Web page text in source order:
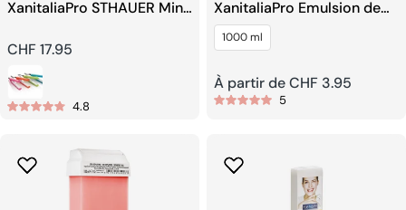
XanitaliaPro STHAUER Mini
Prix
habituel
CHF 17.95
4.8
XanitaliaPro Emulsion de
Crème Oxydante
1000 ml
Prix
À partir de CHF 3.95
5